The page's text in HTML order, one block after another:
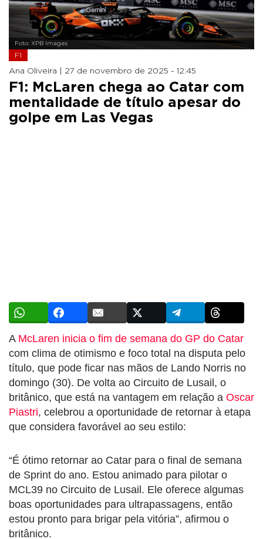
Foto: XPB Images
F1
Ana Oliveira | 27 de novembro de 2025 - 12:45
F1: McLaren chega ao Catar com
mentalidade de título apesar do
golpe em Las Vegas
A McLaren inicia o fim de semana do GP do Catar
com clima de otimismo e foco total na disputa pelo
título, que pode ficar nas mãos de Lando Norris no
domingo (30). De volta ao Circuito de Lusail, o
britânico, que está na vantagem em relação a Oscar
Piastri, celebrou a oportunidade de retornar à etapa
que considera favorável ao seu estilo:
“É ótimo retornar ao Catar para o final de semana
de Sprint do ano. Estou animado para pilotar o
MCL39 no Circuito de Lusail. Ele oferece algumas
boas oportunidades para ultrapassagens, então
estou pronto para brigar pela vitória”, afirmou o
britânico.